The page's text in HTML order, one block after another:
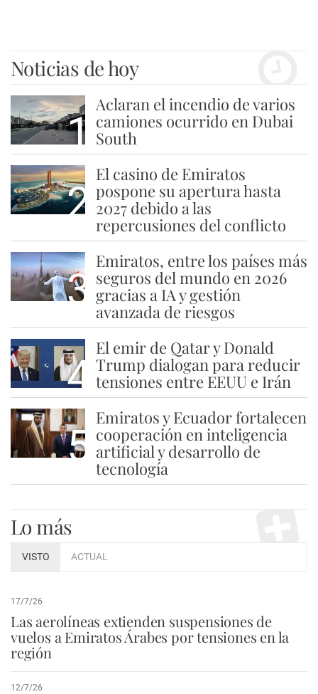
Noticias de hoy
1
Aclaran el incendio de varios
camiones ocurrido en Dubai
South
2
El casino de Emiratos
pospone su apertura hasta
2027 debido a las
repercusiones del conflicto
3
Emiratos, entre los países más
seguros del mundo en 2026
gracias a IA y gestión
avanzada de riesgos
4
El emir de Qatar y Donald
Trump dialogan para reducir
tensiones entre EEUU e Irán
5
Emiratos y Ecuador fortalecen
cooperación en inteligencia
artificial y desarrollo de
tecnología
Lo más
VISTO ACTUAL
17/7/26
Las aerolíneas extienden suspensiones de
vuelos a Emiratos Árabes por tensiones en la
región
12/7/26